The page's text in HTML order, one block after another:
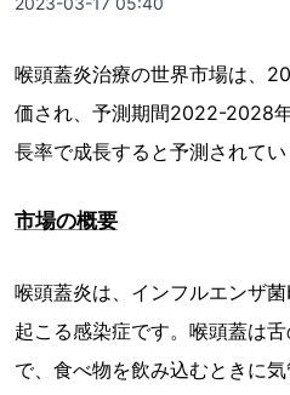
喉頭蓋炎治療の世界市場は、
価され、予測期間2022-2028
長率で成長すると予測されてい
市場の概要
喉頭蓋炎は、インフルエンザ
起こる感染症です。喉頭蓋は
で、食べ物を飲み込むときに